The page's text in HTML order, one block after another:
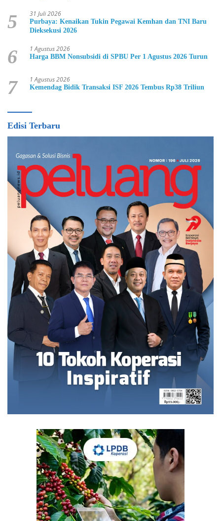
5 31 Juli 2026
Purbaya: Kenaikan Tukin Pegawai Kemhan dan TNI Baru
Dieksekusi 2026
6 1 Agustus 2026
Harga BBM Nonsubsidi di SPBU Per 1 Agustus 2026 Turun
7 1 Agustus 2026
Kemendag Bidik Transaksi ISF 2026 Tembus Rp38 Triliun
Edisi Terbaru